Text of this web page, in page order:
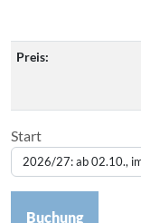
Preis:
Start
Buchung